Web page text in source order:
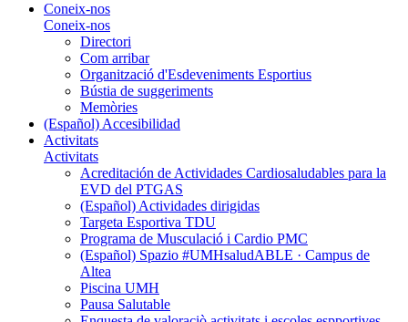
Coneix-nos
Coneix-nos
Directori
Com arribar
Organització d'Esdeveniments Esportius
Bústia de suggeriments
Memòries
(Español) Accesibilidad
Activitats
Activitats
Acreditación de Actividades Cardiosaludables para la
EVD del PTGAS
(Español) Actividades dirigidas
Targeta Esportiva TDU
Programa de Musculació i Cardio PMC
(Español) Spazio #UMHsaludABLE · Campus de
Altea
Piscina UMH
Pausa Salutable